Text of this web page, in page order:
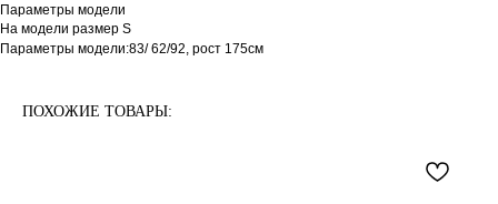
Параметры модели
На модели размер S
Параметры модели:83/ 62/92, рост 175см
ПОХОЖИЕ ТОВАРЫ: